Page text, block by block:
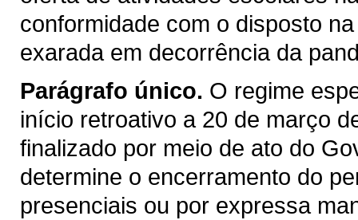
conformidade com o disposto
exarada em decorrência da
Parágrafo único. O regime
início retroativo a 20 de março
finalizado por meio de ato do
determine o encerramento do
presenciais ou por expressa